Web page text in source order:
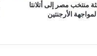
منتخب مصر إلى أتلانتا
الأرجنتين